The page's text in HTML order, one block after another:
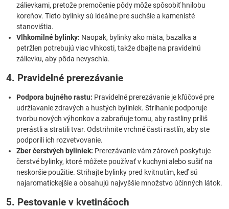
zálievkami, pretože premočenie pôdy môže spôsobiť hnilobu
koreňov. Tieto bylinky sú ideálne pre suchšie a kamenisté
stanovištia.
Vlhkomilné bylinky: Naopak, bylinky ako mäta, bazalka a
petržlen potrebujú viac vlhkosti, takže dbajte na pravidelnú
zálievku, aby pôda nevyschla.
4. Pravidelné prerezávanie
Podpora bujného rastu: Pravidelné prerezávanie je kľúčové pre
udržiavanie zdravých a hustých byliniek. Strihanie podporuje
tvorbu nových výhonkov a zabraňuje tomu, aby rastliny príliš
prerástli a stratili tvar. Odstrihnite vrchné časti rastlín, aby ste
podporili ich rozvetvovanie.
Zber čerstvých byliniek: Prerezávanie vám zároveň poskytuje
čerstvé bylinky, ktoré môžete používať v kuchyni alebo sušiť na
neskoršie použitie. Strihajte bylinky pred kvitnutím, keď sú
najaromatickejšie a obsahujú najvyššie množstvo účinných látok.
5. Pestovanie v kvetináčoch